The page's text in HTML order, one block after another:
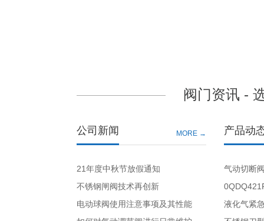
阀门资讯 -
公司新闻 MORE →
21年度中秋节放假通知
不锈钢闸阀技术再创新
电动球阀使用注意事项及其性能
产品动
气动切断
液化气紧